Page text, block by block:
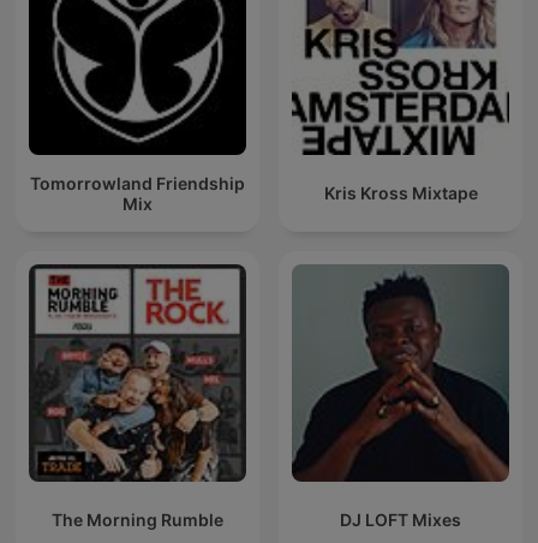
Tomorrowland Friendship
Mix
Kris Kross Mixtape
The Morning Rumble DJ LOFT Mixes